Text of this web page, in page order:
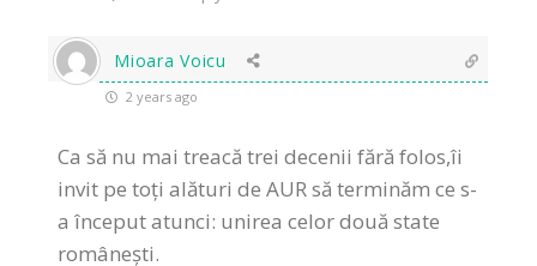
Mioara Voicu
2 years ago
Ca să nu mai treacă trei decenii fără folos,îi
invit pe toți alături de AUR să terminăm ce s-
a început atunci: unirea celor două state
românești.